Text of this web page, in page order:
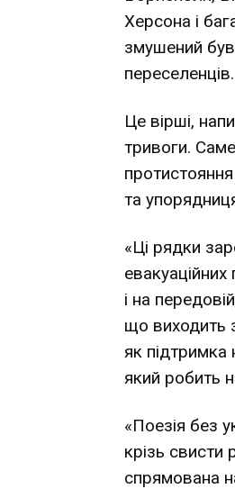
Херсона і
змушений був
Це вірші,
тривоги.
та
«Ці рядки
і на
що виходить
як підтримка
який робить
«Поезія без
крізь свисти
спрямована